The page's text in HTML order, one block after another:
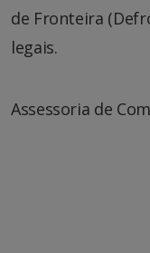
de Fronteira
legais.
Assessoria de